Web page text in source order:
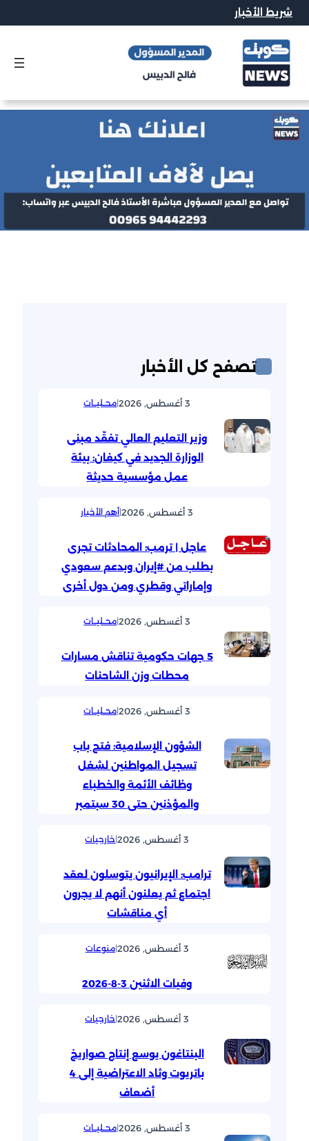
تخطىشريط الأخبار
تصفح كل الأخبار
3 أغسطس, 2026 |محــليــات
وزير التعليم العالي تفقّد مبنى
الوزارة الجديد في كيفان: بيئة
عمل مؤسسية حديثة
3 أغسطس, 2026 |أهم الأخبار
عاجل | ترمب: المحادثات تجرى
بطلب من #إيران وبدعم سعودي
وإماراتي وقطري ومن دول أخرى
3 أغسطس, 2026 |محــليــات
5 جهات حكومية تناقش مسارات
محطات وزن الشاحنات
3 أغسطس, 2026 |محــليــات
الشؤون الإسلامية: فتح باب
تسجيل المواطنين لشغل
وظائف الأئمة والخطباء
والمؤذنين حتى 30 سبتمبر
3 أغسطس, 2026 |خارجيات
ترامب: الإيرانيون يتوسلون لعقد
اجتماع ثم يعلنون أنهم لا يجرون
أي مناقشات
3 أغسطس, 2026 |منوعات
وفيات الاثنين 3-8-2026
3 أغسطس, 2026 |خارجيات
البنتاغون يوسع إنتاج صواريخ
باتريوت وثاد الاعتراضية إلى 4
أضعاف
3 أغسطس, 2026 |محــليــات